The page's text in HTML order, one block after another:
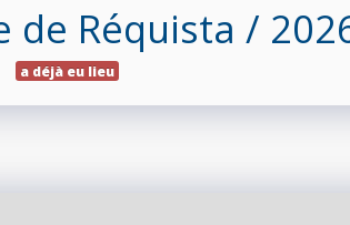
de Réquista /
a déjà eu lieu